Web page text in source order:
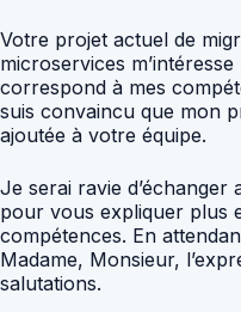
Votre projet actuel de
microservices
correspond à mes
suis convaincu que mon
ajoutée à votre équipe.
Je serai ravie d’échanger
pour vous expliquer plus
compétences. En
Madame, Monsieur,
salutations.